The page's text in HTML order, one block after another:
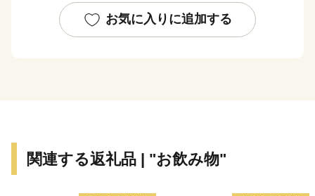
れらの貴重な資源を生かした「観光のまち」「歴史のま
ち」づくりを進めています。JR吉野ヶ里公園駅、長崎
お気に入りに追加する
関連する返礼品 | "お飲み物"